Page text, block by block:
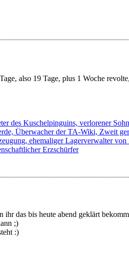
also 19 Tage, plus 1 Woche
des Kuschelpinguins, verlorener
Überwacher der TA-Wiki, Zweit
ehemaliger Lagerverwalter
Erzschürfer
das bis heute abend geklärt
;)
:)